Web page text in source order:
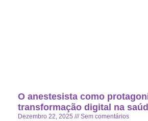
O anestesista como
transformação digital na
Dezembro 22, 2025 Sem comentários